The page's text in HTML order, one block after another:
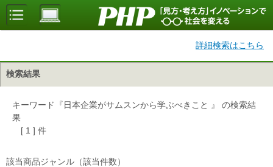
詳細検索はこちら
検索結果
キーワード『日本企業がサムスンから学ぶべきこと 』 の検索結
果
[ 1 ] 件
該当商品ジャンル（該当件数）